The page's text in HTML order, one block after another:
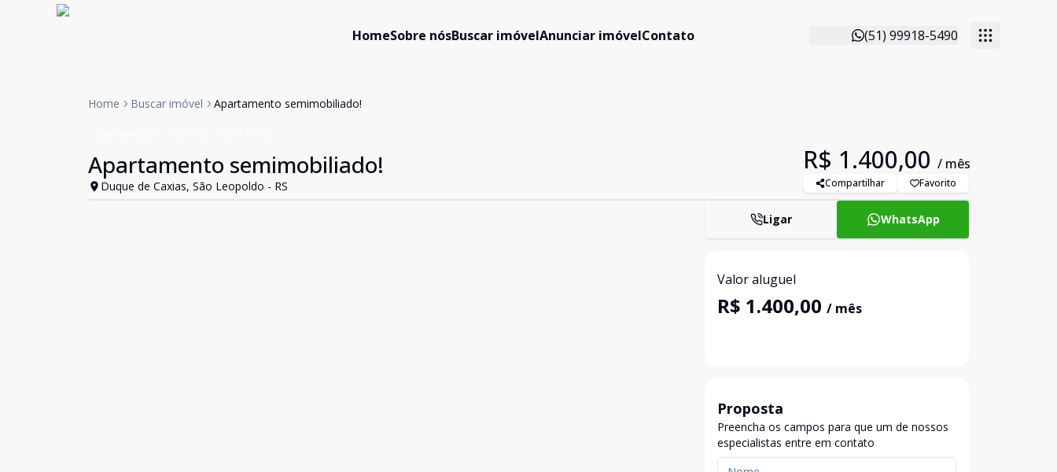
HomeSobre nósBuscar imóvelAnunciar imóvelContato (51) 99918-5490
Home Buscar imóvel Apartamento semimobiliado!
Apartamento semimobiliado!
Duque de Caxias, São Leopoldo - RS
R$ 1.400,00 / mês
Compartilhar Favorito
Ligar WhatsApp
Valor aluguel
R$ 1.400,00 / mês
Proposta
Preencha os campos para que um de nossos
especialistas entre em contato